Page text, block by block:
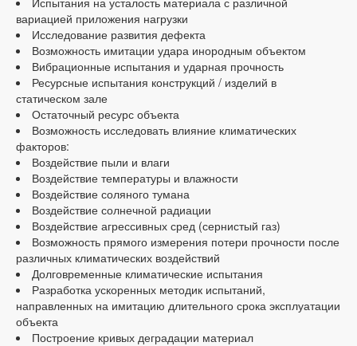
вариацией приложения нагрузки
Исследование развития дефекта
Возможность имитации удара инородным объектом
Вибрационные испытания и ударная прочность
Ресурсные испытания конструкций / изделий в
статическом зале
Остаточный ресурс объекта
Возможность исследовать влияние климатических
факторов:
Воздействие пыли и влаги
Воздействие температуры и влажности
Воздействие соляного тумана
Воздействие солнечной радиации
Воздействие агрессивных сред (сернистый газ)
Возможность прямого измерения потери прочности после
различных климатических воздействий
Долговременные климатические испытания
Разработка ускоренных методик испытаний,
направленных на имитацию длительного срока эксплуатации
объекта
Построение кривых деградации материал